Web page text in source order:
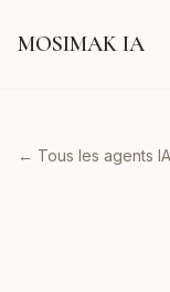
MOSIMAK IA
← Tous les agents IA